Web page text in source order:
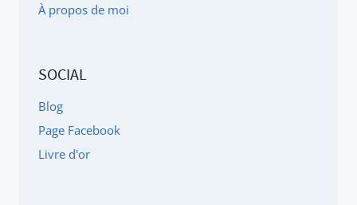
À propos de moi
SOCIAL
Blog
Page Facebook
Livre d'or